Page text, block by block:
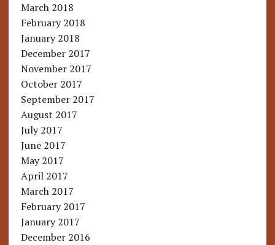
March 2018
February 2018
January 2018
December 2017
November 2017
October 2017
September 2017
August 2017
July 2017
June 2017
May 2017
April 2017
March 2017
February 2017
January 2017
December 2016